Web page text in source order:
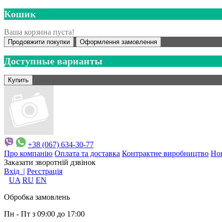
Кошик
Ваша корзина пуста!
Продовжити покупки Оформлення замовлення
Доступные варианты
+38 (067) 634-30-77
Про компанію Оплата та доставка Контрактне виробництво
Заказати зворотній дзвінок
Вхід | Реєстрація
UA RU EN
Обробка замовлень
Пн - Пт з 09:00 до 17:00